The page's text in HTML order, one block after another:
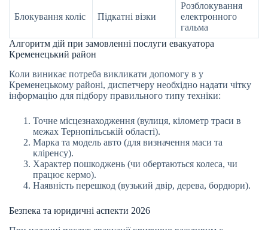
Блокування коліс Підкатні візки
Розблокування
електронного
гальма
Алгоритм дій при замовленні послуги евакуатора
Кременецький район
Коли виникає потреба викликати допомогу в у
Кременецькому районі, диспетчеру необхідно надати чітку
інформацію для підбору правильного типу техніки:
Точне місцезнаходження (вулиця, кілометр траси в
межах Тернопільській області).
Марка та модель авто (для визначення маси та
кліренсу).
Характер пошкоджень (чи обертаються колеса, чи
працює кермо).
Наявність перешкод (вузький двір, дерева, бордюри).
Безпека та юридичні аспекти 2026